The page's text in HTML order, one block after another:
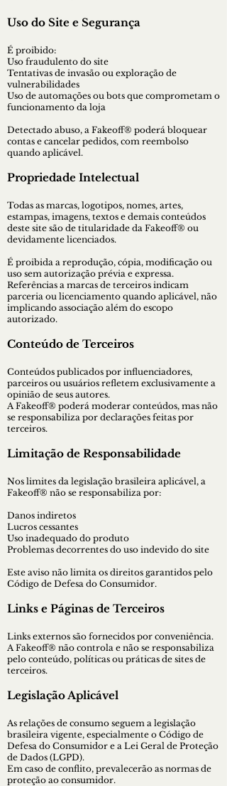
Uso do Site e Segurança
É proibido:
Uso fraudulento do site
Tentativas de invasão ou exploração de
vulnerabilidades
Uso de automações ou bots que comprometam o
funcionamento da loja
Detectado abuso, a Fakeoff® poderá bloquear
contas e cancelar pedidos, com reembolso
quando aplicável.
Propriedade Intelectual
Todas as marcas, logotipos, nomes, artes,
estampas, imagens, textos e demais conteúdos
deste site são de titularidade da Fakeoff® ou
devidamente licenciados.
É proibida a reprodução, cópia, modificação ou
uso sem autorização prévia e expressa.
Referências a marcas de terceiros indicam
parceria ou licenciamento quando aplicável, não
implicando associação além do escopo
autorizado.
Conteúdo de Terceiros
Conteúdos publicados por influenciadores,
parceiros ou usuários refletem exclusivamente a
opinião de seus autores.
A Fakeoff® poderá moderar conteúdos, mas não
se responsabiliza por declarações feitas por
terceiros.
Limitação de Responsabilidade
Nos limites da legislação brasileira aplicável, a
Fakeoff® não se responsabiliza por:
Danos indiretos
Lucros cessantes
Uso inadequado do produto
Problemas decorrentes do uso indevido do site
Este aviso não limita os direitos garantidos pelo
Código de Defesa do Consumidor.
Links e Páginas de Terceiros
Links externos são fornecidos por conveniência.
A Fakeoff® não controla e não se responsabiliza
pelo conteúdo, políticas ou práticas de sites de
terceiros.
Legislação Aplicável
As relações de consumo seguem a legislação
brasileira vigente, especialmente o Código de
Defesa do Consumidor e a Lei Geral de Proteção
de Dados (LGPD).
Em caso de conflito, prevalecerão as normas de
proteção ao consumidor.